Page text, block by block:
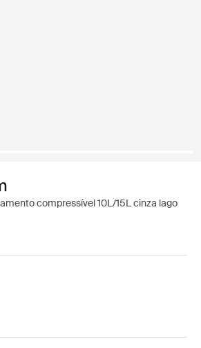
compressível 10L/15L cinza lago
cube Cinza lago (selected)
gear cube Cáqui profundo